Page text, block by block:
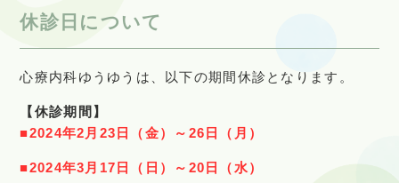
休診日について
心療内科ゆうゆうは、以下の期間休診となります。
【休診期間】
■2024年2月23日（金）～26日（月）
■2024年3月17日（日）～20日（水）